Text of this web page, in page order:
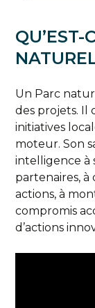
QU’EST-
Un Parc
des projets. Il
initiatives
moteur. Son
intelligence à
partenaires,
actions, à
compromis
d’actions